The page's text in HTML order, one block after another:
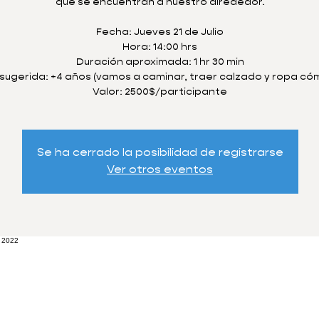
Fecha: Jueves 21 de Julio
Hora: 14:00 hrs
Duración aproximada: 1 hr 30 min
+4 años (vamos a caminar, traer calzado y ropa
Se ha cerrado la posibilidad de registrarse
Ver otros eventos